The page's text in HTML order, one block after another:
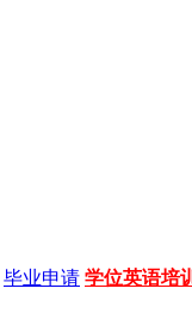
毕业申请 学位英语培训